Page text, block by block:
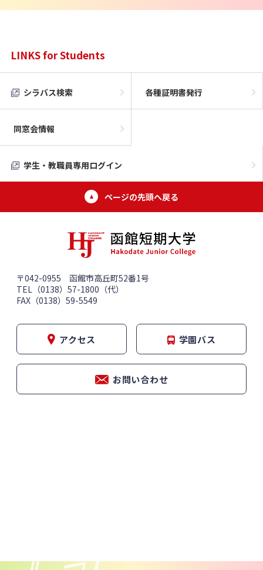
LINKS for Students
シラバス検索 各種証明書発行
同窓会情報
学生・教職員専用ログイン
ページの先頭へ戻る
〒042-0955 函館市高丘町52番1号
TEL（0138）57-1800（代）
FAX（0138）59-5549
アクセス 学園バス
お問い合わせ